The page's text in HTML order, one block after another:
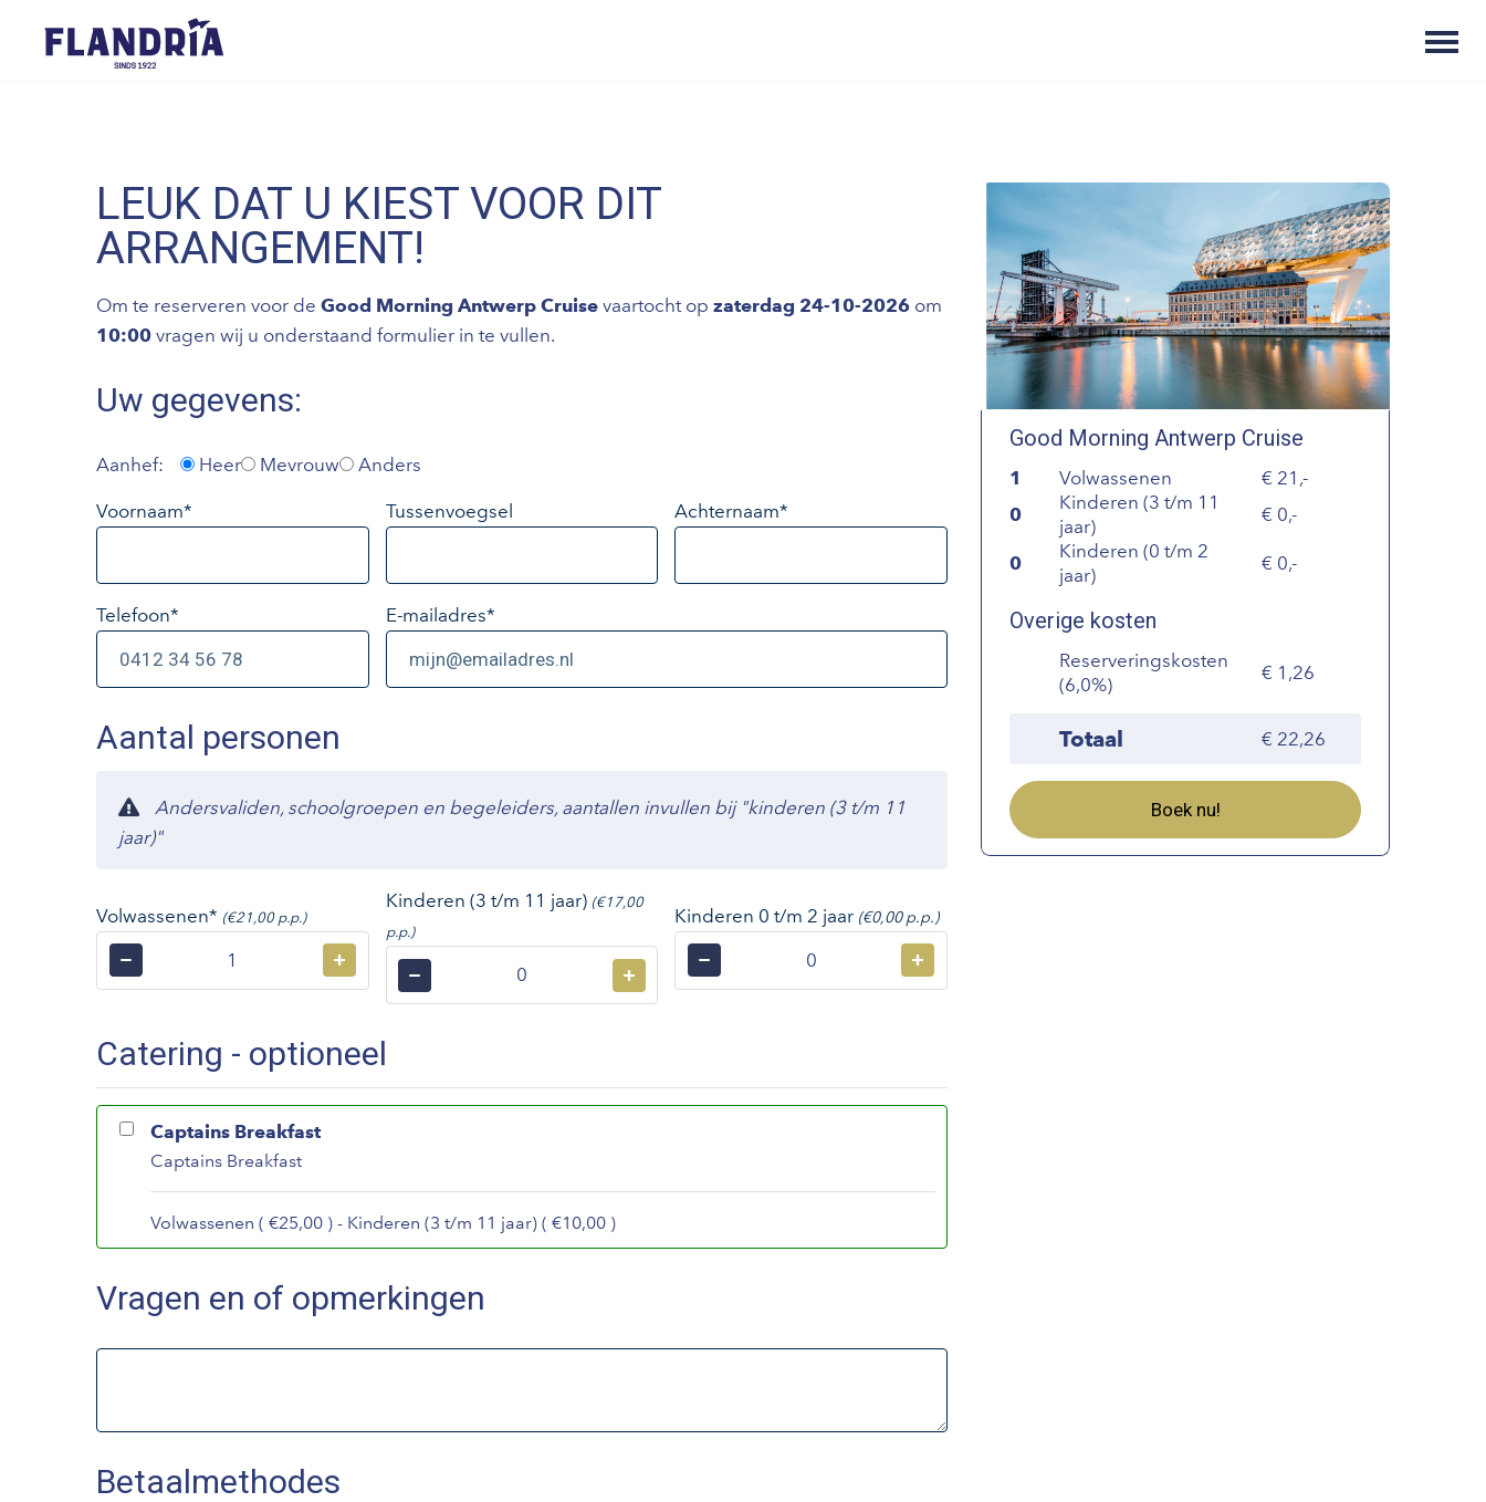
LEUK DAT U KIEST VOOR DIT
ARRANGEMENT!
Om te reserveren voor de Good Morning Antwerp Cruise vaartocht op zaterdag 24-10-2026 om
10:00 vragen wij u onderstaand formulier in te vullen.
Uw gegevens:
Aanhef: Heer Mevrouw Anders
Voornaam* Tussenvoegsel Achternaam*
Telefoon* E-mailadres*
Aantal personen
Andersvaliden, schoolgroepen en begeleiders, aantallen invullen bij "kinderen (3 t/m 11
jaar)"
Volwassenen* (€21,00 p.p.)
− +
Kinderen (3 t/m 11 jaar) (€17,00
p.p.)
− +
Kinderen 0 t/m 2 jaar (€0,00 p.p.)
− +
Catering - optioneel
Captains Breakfast
Captains Breakfast
Volwassenen ( €25,00 ) - Kinderen (3 t/m 11 jaar) ( €10,00 )
Vragen en of opmerkingen
Good Morning Antwerp Cruise
1 Volwassenen
21,-
0
Kinderen (3 t/m 11
jaar)
0,-
0
Kinderen (0 t/m 2
jaar)
0,-
Overige kosten
Reserveringskosten
(6,0%)
1,26
Totaal 22,26
Boek nu!
Betaalmethodes